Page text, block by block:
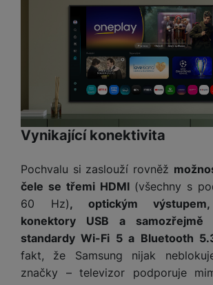
Vynikající konektivita
Pochvalu si zaslouží rovněž
čele se třemi HDMI (všechny s
60 Hz), optickým
konektory USB a samozřejmě
standardy Wi-Fi 5 a Bluetooth
fakt, že Samsung nijak
značky – televizor podporuje